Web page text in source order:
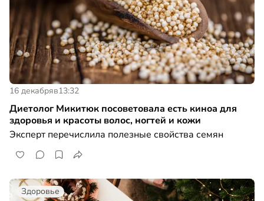
16 декабряв13:32
Диетолог Микитюк посоветовала есть киноа для
здоровья и красоты волос, ногтей и кожи
Эксперт перечислила полезные свойства семян
Здоровье